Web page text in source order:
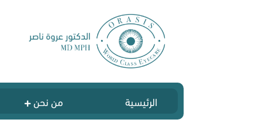
الرئيسية من نحن